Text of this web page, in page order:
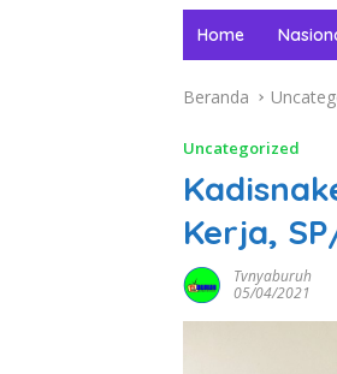
Home
Beranda
Uncategorized
Kerja,
Tvnyaburuh
05/04/2021